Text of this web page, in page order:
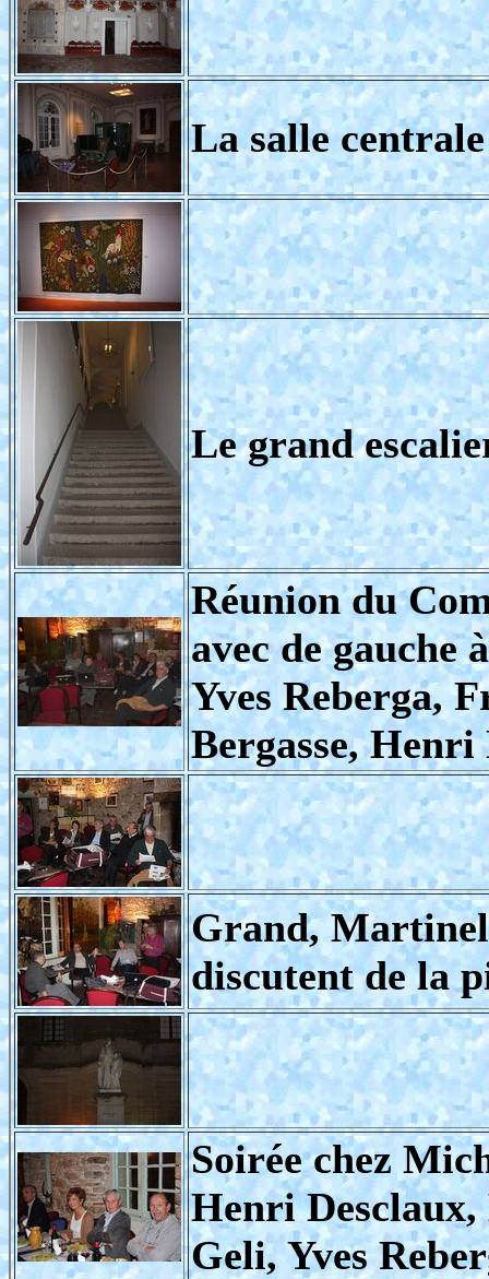
La salle centrale
Le grand
Réunion du
avec de
Yves Reberga,
Bergasse,
Grand,
discutent de la
Soirée chez
Henri
Geli, Yves